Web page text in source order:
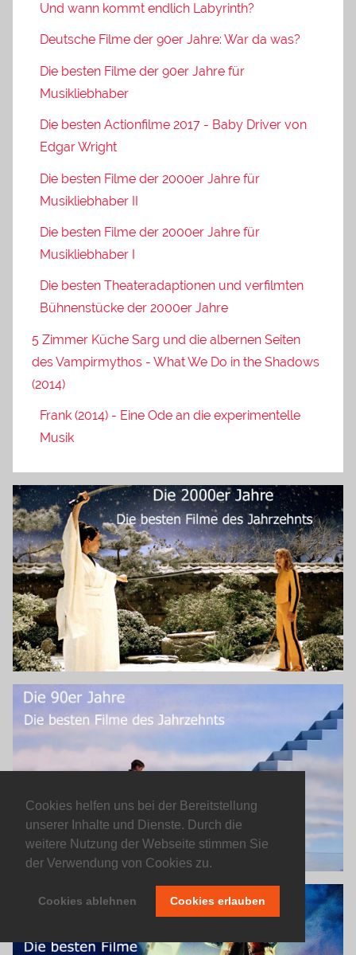
Cookies helfen uns bei der Bereitstellung
unserer Inhalte und Dienste. Durch die
weitere Nutzung der Webseite stimmen Sie
der Verwendung von Cookies zu.
Cookies ablehnen Cookies erlauben
Und wann kommt endlich Labyrinth?
Deutsche Filme der 90er Jahre: War da was?
Die besten Filme der 90er Jahre für
Musikliebhaber
Die besten Actionfilme 2017 - Baby Driver von
Edgar Wright
Die besten Filme der 2000er Jahre für
Musikliebhaber II
Die besten Filme der 2000er Jahre für
Musikliebhaber I
Die besten Theateradaptionen und verfilmten
Bühnenstücke der 2000er Jahre
5 Zimmer Küche Sarg und die albernen Seiten
des Vampirmythos - What We Do in the Shadows
(2014)
Frank (2014) - Eine Ode an die experimentelle
Musik